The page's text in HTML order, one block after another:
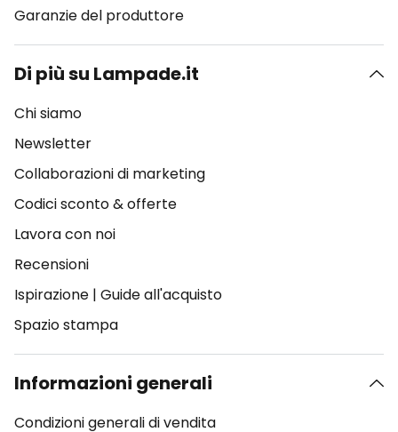
Garanzie del produttore
Di più su Lampade.it
Chi siamo
Newsletter
Collaborazioni di marketing
Codici sconto & offerte
Lavora con noi
Recensioni
Ispirazione | Guide all'acquisto
Spazio stampa
Informazioni generali
Condizioni generali di vendita